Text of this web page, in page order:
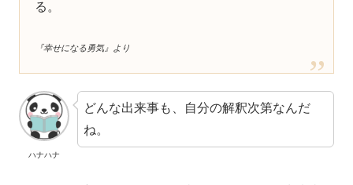
る。
『幸せになる勇気』より
ハナハナ
どんな出来事も、自分の解釈次第なんだ
ね。